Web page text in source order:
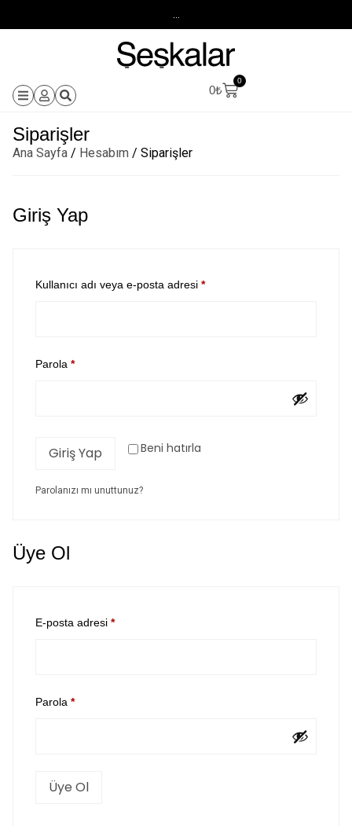
0₺
0
Siparişler
Ana Sayfa / Hesabım / Siparişler
Giriş Yap
Kullanıcı adı veya e-posta adresi *
Parola *
Beni hatırla
Giriş Yap
Parolanızı mı unuttunuz?
Üye Ol
E-posta adresi *
Parola *
Üye Ol